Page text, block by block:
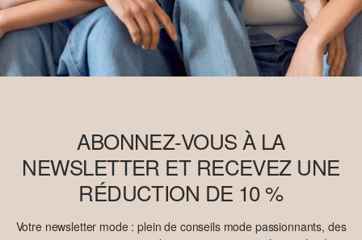
ABONNEZ-VOUS À LA
NEWSLETTER ET RECEVEZ UNE
RÉDUCTION DE 10 %
Votre newsletter mode : plein de conseils mode passionnants, des